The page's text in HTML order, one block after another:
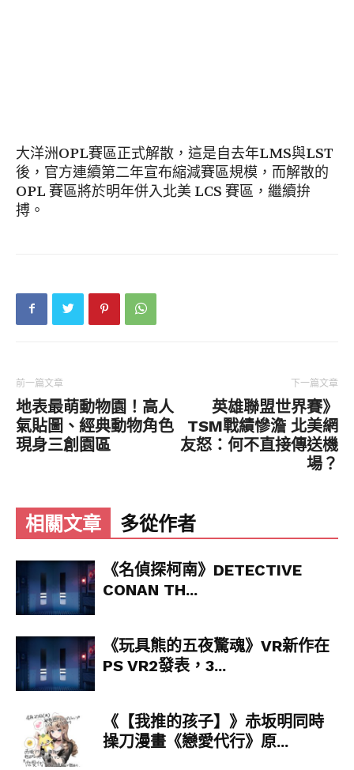
大洋洲OPL賽區正式解散，這是自去年LMS與LST
後，官方連續第二年宣布縮減賽區規模，而解散的
OPL 賽區將於明年併入北美 LCS 賽區，繼續拚
搏。
前一篇文章
地表最萌動物園！高人
氣貼圖、經典動物角色
現身三創園區
下一篇文章
英雄聯盟世界賽》
TSM戰績慘澹 北美網
友怒：何不直接傳送機
場？
相關文章 多從作者
《名偵探柯南》DETECTIVE
CONAN TH...
《玩具熊的五夜驚魂》VR新作在
PS VR2發表，3...
《【我推的孩子】》赤坂明同時
操刀漫畫《戀愛代行》原...